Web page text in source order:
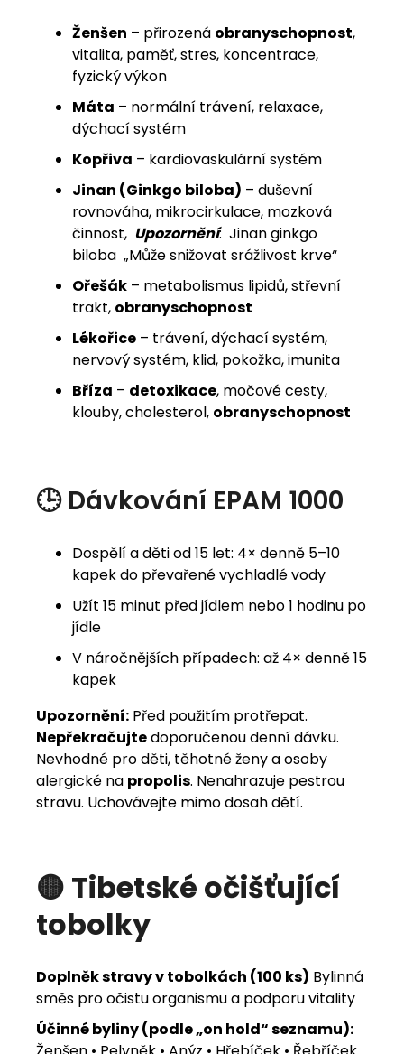
Ženšen – přirozená obranyschopnost,
vitalita, paměť, stres, koncentrace,
fyzický výkon
Máta – normální trávení, relaxace,
dýchací systém
Kopřiva – kardiovaskulární systém
Jinan (Ginkgo biloba) – duševní
rovnováha, mikrocirkulace, mozková
činnost, Upozornění: Jinan ginkgo
biloba „Může snižovat srážlivost krve“
Ořešák – metabolismus lipidů, střevní
trakt, obranyschopnost
Lékořice – trávení, dýchací systém,
nervový systém, klid, pokožka, imunita
Bříza – detoxikace, močové cesty,
klouby, cholesterol, obranyschopnost
🕒 Dávkování EPAM 1000
Dospělí a děti od 15 let: 4× denně 5–10
kapek do převařené vychladlé vody
Užít 15 minut před jídlem nebo 1 hodinu po
jídle
V náročnějších případech: až 4× denně 15
kapek
Upozornění: Před použitím protřepat.
Nepřekračujtedoporučenou denní dávku.
Nevhodné pro děti, těhotné ženy a osoby
alergické na propolis. Nenahrazuje pestrou
stravu. Uchovávejte mimo dosah dětí.
🟡 Tibetské očišťující
tobolky
Doplněk stravy v tobolkách (100 ks) Bylinná
směs pro očistu organismu a podporu vitality
Účinné byliny (podle „on hold“ seznamu):